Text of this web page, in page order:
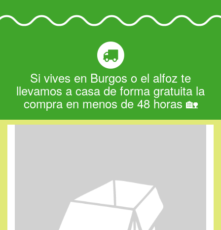
Si vives en Burgos o el alfoz te
llevamos a casa de forma gratuita la
compra en menos de 48 horas 🏡